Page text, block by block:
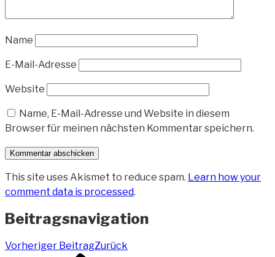
Name
E-Mail-Adresse
Website
Name, E-Mail-Adresse und Website in diesem
Browser für meinen nächsten Kommentar speichern.
This site uses Akismet to reduce spam. Learn how your
comment data is processed.
Beitragsnavigation
Vorheriger BeitragZurück